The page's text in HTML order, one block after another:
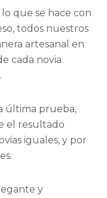
que se hace con
todos nuestros
artesanal en
cada novia
última prueba,
el resultado
iguales, y por
y